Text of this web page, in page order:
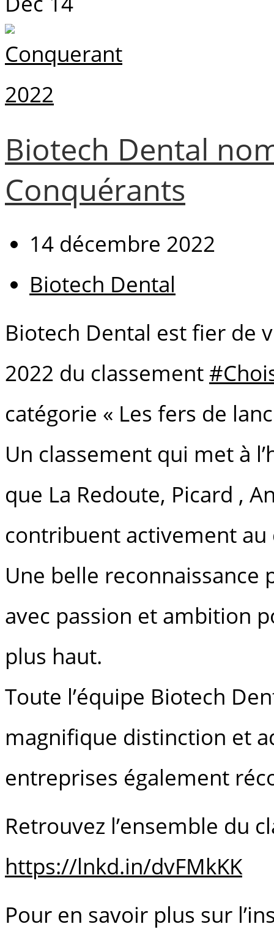
Biotech Dental
Conquérants
14 décembre 2022
Biotech Dental
Biotech Dental est fier de
2022 du classement
catégorie « Les fers de
Un classement qui met à
que La Redoute, Picard ,
contribuent activement au
Une belle
avec passion et ambition
plus haut.
Toute l’équipe Biotech
magnifique distinction et
entreprises également
Retrouvez l’ensemble du
https://lnkd.in/dvFMkKK
Pour en savoir plus sur